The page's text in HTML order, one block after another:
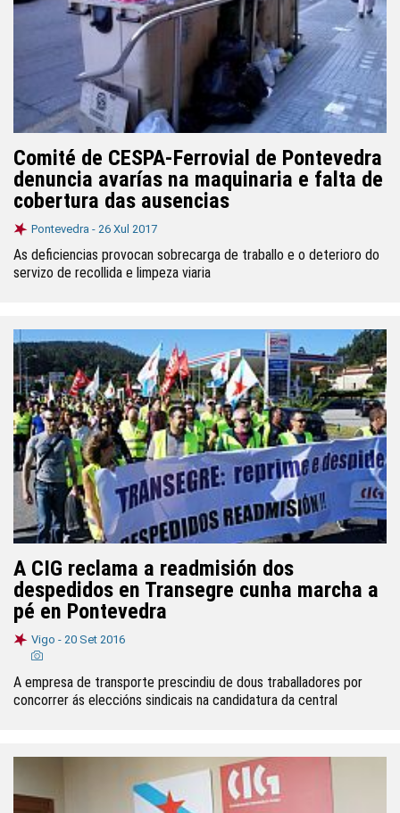
Comité de CESPA-Ferrovial de Pontevedra
denuncia avarías na maquinaria e falta de
cobertura das ausencias
Pontevedra - 26 Xul 2017
As deficiencias provocan sobrecarga de traballo e o deterioro do
servizo de recollida e limpeza viaria
A CIG reclama a readmisión dos
despedidos en Transegre cunha marcha a
pé en Pontevedra
Vigo - 20 Set 2016
A empresa de transporte prescindiu de dous traballadores por
concorrer ás eleccións sindicais na candidatura da central